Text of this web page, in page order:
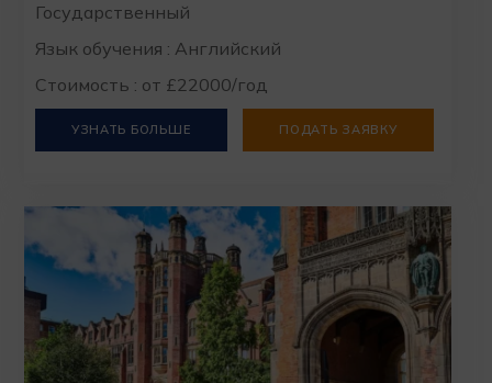
Государственный
Язык обучения : Английский
Стоимость : от £22000/год
УЗНАТЬ БОЛЬШЕ ПОДАТЬ ЗАЯВКУ